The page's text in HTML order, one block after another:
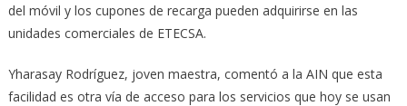
del móvil y los cupones de recarga pueden adquirirse en las
unidades comerciales de ETECSA.
Yharasay Rodríguez, joven maestra, comentó a la AIN que esta
facilidad es otra vía de acceso para los servicios que hoy se usan